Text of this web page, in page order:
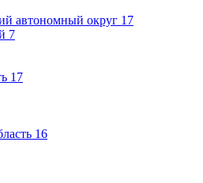
автономный округ 17
7
17
16